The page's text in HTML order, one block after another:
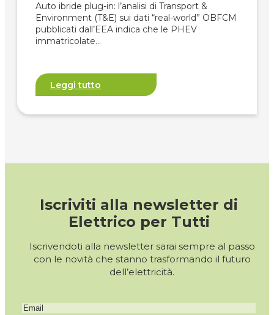
Auto ibride plug-in: l’analisi di Transport &
Environment (T&E) sui dati “real-world” OBFCM
pubblicati dall’EEA indica che le PHEV
immatricolate…
Leggi tutto
Iscriviti alla newsletter di
Elettrico per Tutti
Iscrivendoti alla newsletter sarai sempre al passo
con le novità che stanno trasformando il futuro
dell’elettricità.